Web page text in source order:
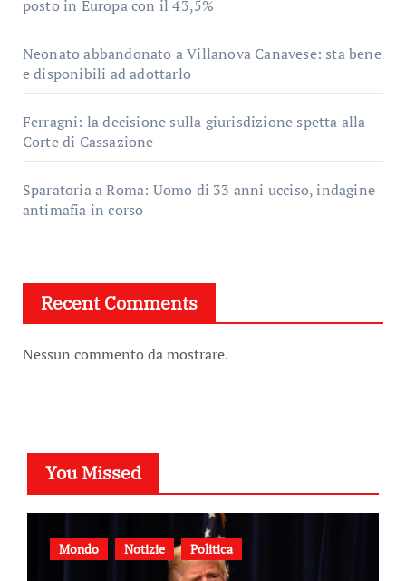
posto in Europa con il 43,5%
Neonato abbandonato a Villanova Canavese: sta bene
e disponibili ad adottarlo
Ferragni: la decisione sulla giurisdizione spetta alla
Corte di Cassazione
Sparatoria a Roma: Uomo di 33 anni ucciso, indagine
antimafia in corso
Recent Comments
Nessun commento da mostrare.
You Missed
Mondo Notizie Politica